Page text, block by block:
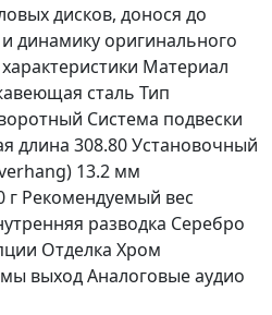
дисков, донося до
динамику оригинального
Материал
сталь Тип
Система подвески
длина 308.80 Установочный
13.2 мм
г Рекомендуемый вес
разводка Серебро
Отделка Хром
выход Аналоговые аудио